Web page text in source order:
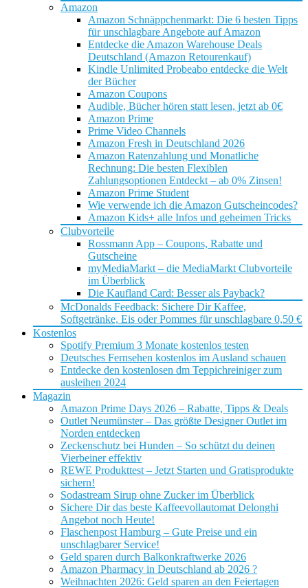
Amazon
Amazon Schnäppchenmarkt: Die 6 besten Tipps
für unschlagbare Angebote auf Amazon
Entdecke die Amazon Warehouse Deals
Deutschland (Amazon Retourenkauf)
Kindle Unlimited Probeabo entdecke die Welt
der Bücher
Amazon Coupons
Audible, Bücher hören statt lesen, jetzt ab 0€
Amazon Prime
Prime Video Channels
Amazon Fresh in Deutschland 2026
Amazon Ratenzahlung und Monatliche
Rechnung: Die besten Flexiblen
Zahlungsoptionen Entdeckt – ab 0% Zinsen!
Amazon Prime Student
Wie verwende ich die Amazon Gutscheincodes?
Amazon Kids+ alle Infos und geheimen Tricks
Clubvorteile
Rossmann App – Coupons, Rabatte und
Gutscheine
myMediaMarkt – die MediaMarkt Clubvorteile
im Überblick
Die Kaufland Card: Besser als Payback?
McDonalds Feedback: Sichere Dir Kaffee,
Softgetränke, Eis oder Pommes für unschlagbare 0,50 €
Kostenlos
Spotify Premium 3 Monate kostenlos testen
Deutsches Fernsehen kostenlos im Ausland schauen
Entdecke den kostenlosen dm Teppichreiniger zum
ausleihen 2024
Magazin
Amazon Prime Days 2026 – Rabatte, Tipps & Deals
Outlet Neumünster – Das größte Designer Outlet im
Norden entdecken
Zeckenschutz bei Hunden – So schützt du deinen
Vierbeiner effektiv
REWE Produkttest – Jetzt Starten und Gratisprodukte
sichern!
Sodastream Sirup ohne Zucker im Überblick
Sichere Dir das beste Kaffeevollautomat Delonghi
Angebot noch Heute!
Flaschenpost Hamburg – Gute Preise und ein
unschlagbarer Service!
Geld sparen durch Balkonkraftwerke 2026
Amazon Pharmacy in Deutschland ab 2026 ?
Weihnachten 2026: Geld sparen an den Feiertagen